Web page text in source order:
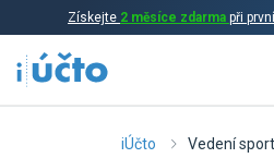
Získejte 2 měsíce zdarma při
Aplikace
iÚčto Vedení